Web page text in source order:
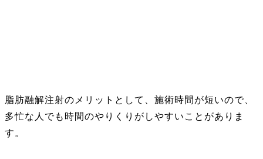
脂肪融解注射のメリットとして、施術時間が短いので、
多忙な人でも時間のやりくりがしやすいことがありま
す。